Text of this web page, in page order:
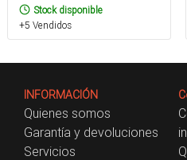
Stock disponible
+5 Vendidos
INFORMACIÓN
Quienes somos
Garantía y devoluciones
Servicios